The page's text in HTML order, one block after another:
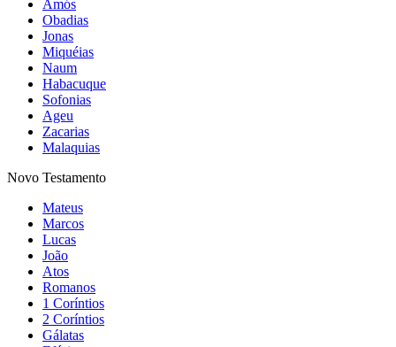
Amós
Obadias
Jonas
Miquéias
Naum
Habacuque
Sofonias
Ageu
Zacarias
Malaquias
Novo Testamento
Mateus
Marcos
Lucas
João
Atos
Romanos
1 Coríntios
2 Coríntios
Gálatas